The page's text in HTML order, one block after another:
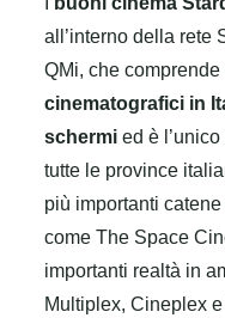
all’interno della rete
QMi, che
cinematografici in
schermi ed è
tutte le province
più importanti
come The Space
importanti realtà in
Multiplex, Cineplex